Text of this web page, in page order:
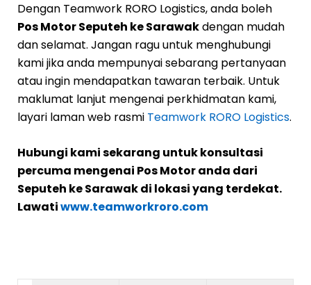
Dengan Teamwork RORO Logistics, anda boleh
Pos Motor Seputeh ke Sarawakdengan mudah
dan selamat. Jangan ragu untuk menghubungi
kami jika anda mempunyai sebarang pertanyaan
atau ingin mendapatkan tawaran terbaik. Untuk
maklumat lanjut mengenai perkhidmatan kami,
layari laman web rasmi Teamwork RORO Logistics.
Hubungi kami sekarang untuk konsultasi
percuma mengenai Pos Motor anda dari
Seputeh ke Sarawak di lokasi yang terdekat.
Lawatiwww.teamworkroro.com